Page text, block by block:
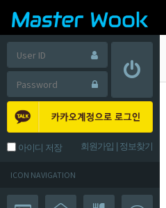
아이디 저장 회원가입 정보찾기
ICON NAVIGATION